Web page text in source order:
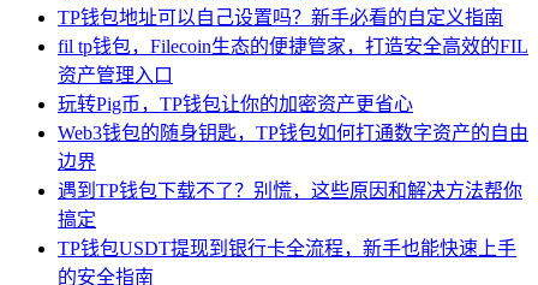
TP钱包地址可以自己设置吗？新手必看的自定义指南
fil tp钱包，Filecoin生态的便捷管家，打造安全高效的FIL
资产管理入口
玩转Pig币，TP钱包让你的加密资产更省心
Web3钱包的随身钥匙，TP钱包如何打通数字资产的自由
边界
遇到TP钱包下载不了？别慌，这些原因和解决方法帮你
搞定
TP钱包USDT提现到银行卡全流程，新手也能快速上手
的安全指南